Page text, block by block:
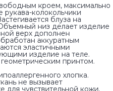
кроем, максимально
колокольчики
блуза на
низ делает изделие
верх дополнен
аккуратным
эластичными
изделие на теле.
принтом.
хлопка.
не вызывает
для чувствительной кожи.